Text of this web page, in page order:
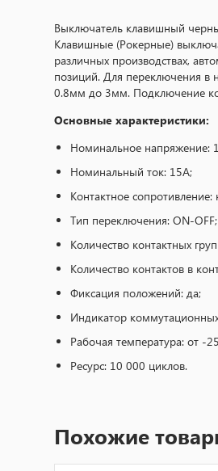
Выключатель клавишный
Клавишные (Рокерные)
различных производствах,
позиций. Для переключения в
0.8мм до 3мм. Подключение
Основные характеристики:
Номинальное напряжение:
Номинальный ток: 15A;
Контактное
Тип переключения: ON-OFF;
Количество контактных
Количество контактов в
Фиксация положений: да;
Индикатор
Рабочая температура: от
Ресурс: 10 000 циклов.
Похожие